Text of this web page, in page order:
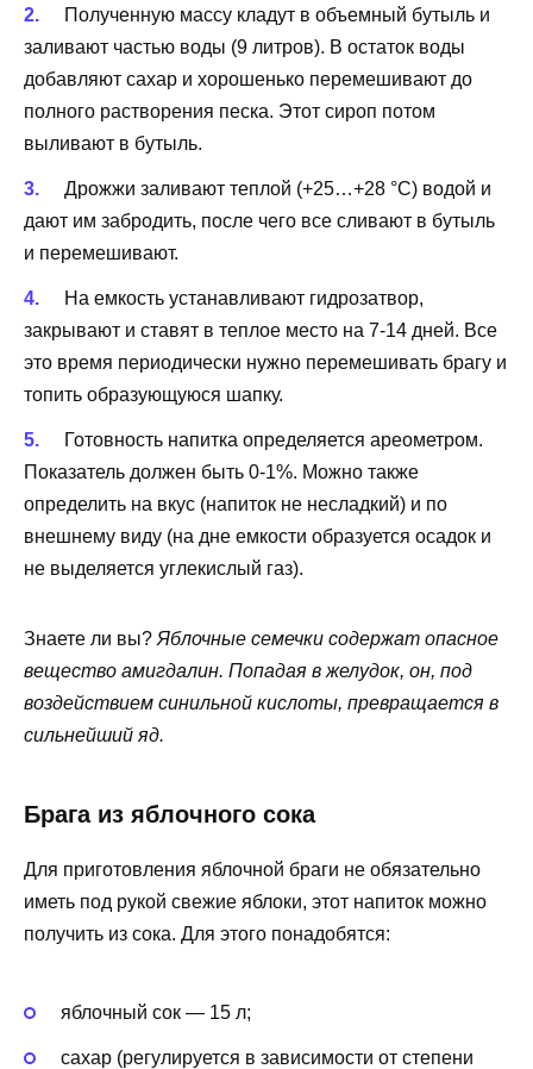
Полученную массу кладут в объемный бутыль и
заливают частью воды (9 литров). В остаток воды
добавляют сахар и хорошенько перемешивают до
полного растворения песка. Этот сироп потом
выливают в бутыль.
Дрожжи заливают теплой (+25…+28 °C) водой и
дают им забродить, после чего все сливают в бутыль
и перемешивают.
На емкость устанавливают гидрозатвор,
закрывают и ставят в теплое место на 7-14 дней. Все
это время периодически нужно перемешивать брагу и
топить образующуюся шапку.
Готовность напитка определяется ареометром.
Показатель должен быть 0-1%. Можно также
определить на вкус (напиток не несладкий) и по
внешнему виду (на дне емкости образуется осадок и
не выделяется углекислый газ).
Знаете ли вы? Яблочные семечки содержат опасное
вещество амигдалин. Попадая в желудок, он, под
воздействием синильной кислоты, превращается в
сильнейший яд.
Брага из яблочного сока
Для приготовления яблочной браги не обязательно
иметь под рукой свежие яблоки, этот напиток можно
получить из сока. Для этого понадобятся:
яблочный сок — 15 л;
сахар (регулируется в зависимости от степени